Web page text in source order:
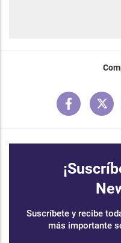
Suscríbete y recibe
más importante